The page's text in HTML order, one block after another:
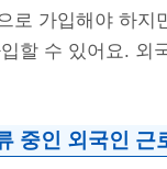
로 가입해야 하
할 수 있어요. 외
중인 외국인